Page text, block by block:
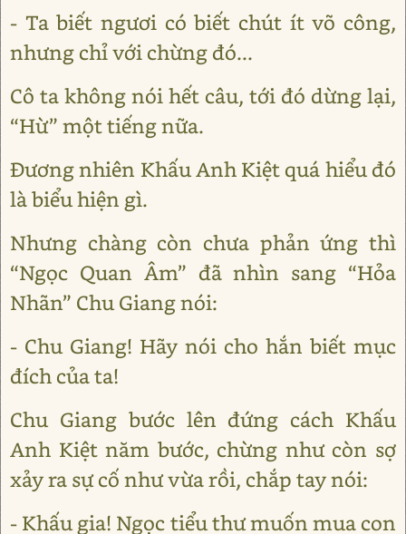
- Ta biết ngươi có biết chút ít võ công,
nhưng chỉ với chừng đó...
Cô ta không nói hết câu, tới đó dừng lại,
“Hừ” một tiếng nữa.
Đương nhiên Khấu Anh Kiệt quá hiểu đó
là biểu hiện gì.
Nhưng chàng còn chưa phản ứng thì
“Ngọc Quan Âm” đã nhìn sang “Hỏa
Nhãn” Chu Giang nói:
- Chu Giang! Hãy nói cho hắn biết mục
đích của ta!
Chu Giang bước lên đứng cách Khấu
Anh Kiệt năm bước, chừng như còn sợ
xảy ra sự cố như vừa rồi, chắp tay nói:
- Khấu gia! Ngọc tiểu thư muốn mua con